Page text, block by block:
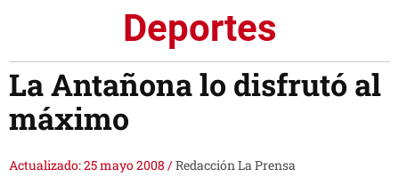
Deportes
La Antañona lo disfrutó al
máximo
Actualizado: 25 mayo 2008 /Redacción La Prensa